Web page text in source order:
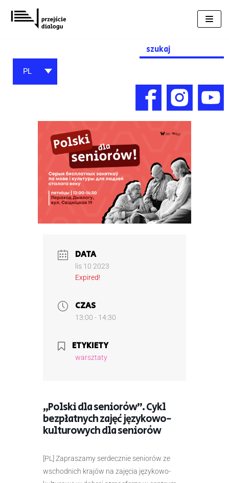
Przejdź
do
Search
for:
PL
DATA
lis 10 2023
Expired!
CZAS
13:00 - 14:30
ETYKIETY
warsztaty
„Polski dla seniorów”. Cykl
bezpłatnych zajęć językowo-
kulturowych dla seniorów
[PL] Zapraszamy serdecznie seniorów ze
wschodnich krajów na zajęcia językowo-